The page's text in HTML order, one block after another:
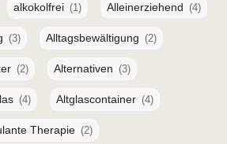
alkokolfrei (1) Alleinerziehend (4)
(3) Alltagsbewältigung (2)
(2) Alternativen (3)
(4) Altglascontainer (4)
Therapie (2)